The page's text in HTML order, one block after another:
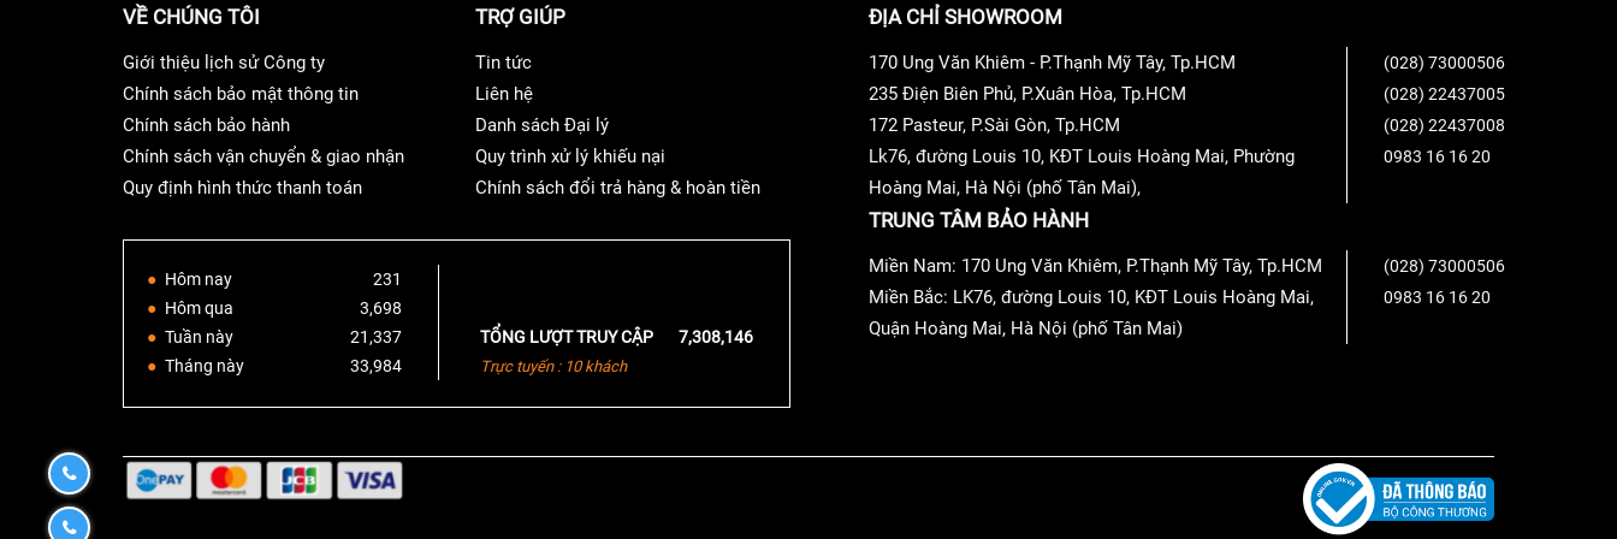
Hỗ trợ Enhanced Audio Return Channel (eARC) HDM
Kết nối TV với eARC HDMI thông qua đầu ra HDMI chính để cho phép các định dạng âm thanh không nén và dựa trên đối tượng như Dolby Atmos và DTS: X trực
tiếp từ ứng dụng TV thông minh đến bộ khuếch đại AV .
VỀ CHÚNG TÔI
Giới thiệu lịch sử Công ty
Chính sách bảo mật thông tin
Chính sách bảo hành
Chính sách vận chuyển & giao nhận
Quy định hình thức thanh toán
TRỢ GIÚP
Tin tức
Liên hệ
Danh sách Đại lý
Quy trình xử lý khiếu nại
Chính sách đổi trả hàng & hoàn tiền
Hôm nay
231
Hôm qua
3,698
Tuần này
21,337
Tháng này
33,984
TỔNG LƯỢT TRUY CẬP 7,308,146
Trực tuyến : 10 khách
ĐỊA CHỈ SHOWROOM
170 Ung Văn Khiêm - P.Thạnh Mỹ Tây, Tp.HCM
235 Điện Biên Phủ, P.Xuân Hòa, Tp.HCM
172 Pasteur, P.Sài Gòn, Tp.HCM
Lk76, đường Louis 10, KĐT Louis Hoàng Mai, Phường
Hoàng Mai, Hà Nội (phố Tân Mai),
(028) 73000506
(028) 22437005
(028) 22437008
0983 16 16 20
TRUNG TÂM BẢO HÀNH
Miền Nam: 170 Ung Văn Khiêm, P.Thạnh Mỹ Tây, Tp.HCM
Miền Bắc: LK76, đường Louis 10, KĐT Louis Hoàng Mai,
Quận Hoàng Mai, Hà Nội (phố Tân Mai)
(028) 73000506
0983 16 16 20
0932190170
0932190170